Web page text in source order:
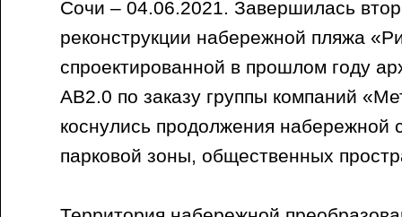
Сочи – 04.06.2021. Завершилась
реконструкции набережной пляжа
спроектированной в прошлом году
АB2.0 по заказу группы компаний
коснулись продолжения набережной
парковой зоны, общественных